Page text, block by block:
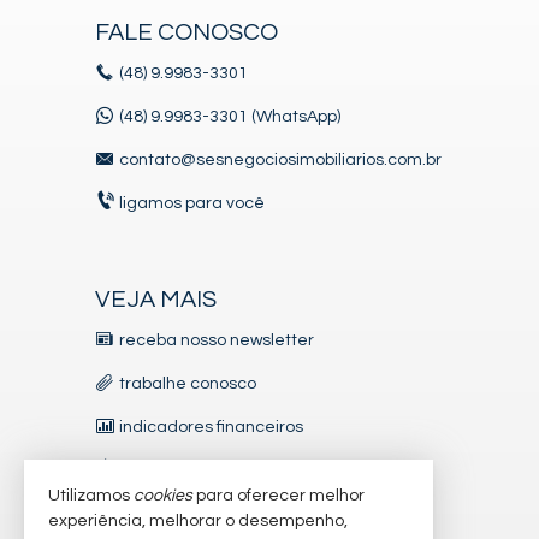
Espaço Gourmet
Banheiro de Serviço
Suíte Master
Salão de Festas
Quadra Esportiva
Espaço Gourmet
Medidores Individuais
Captação de Água
FALE CONOSCO
(48) 9.9983-3301
(48) 9.9983-3301 (WhatsApp)
contato@sesnegociosimobiliarios.com.br
ligamos para você
VEJA MAIS
receba nosso newsletter
trabalhe conosco
indicadores financeiros
mapa de imóveis
Utilizamos cookiespara oferecer melhor
experiência, melhorar o desempenho,